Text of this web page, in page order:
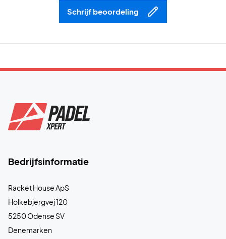
Schrijf beoordeling
Bedrijfsinformatie
Racket House ApS
Holkebjergvej 120
5250 Odense SV
Denemarken